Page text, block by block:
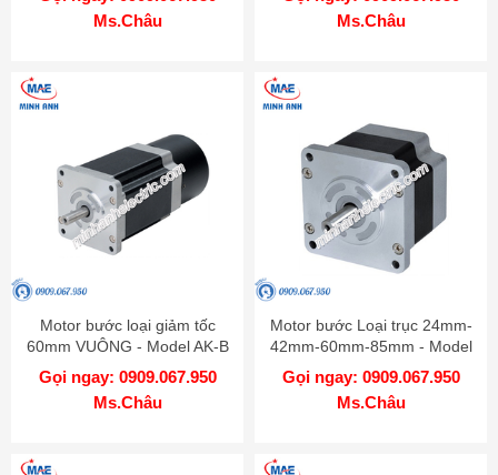
Ms.Châu
Ms.Châu
Motor bước loại giảm tốc
60mm VUÔNG - Model AK-B
Gọi ngay: 0909.067.950
Ms.Châu
Motor bước Loại trục 24mm-
42mm-60mm-85mm - Model
AK
Gọi ngay: 0909.067.950
Ms.Châu